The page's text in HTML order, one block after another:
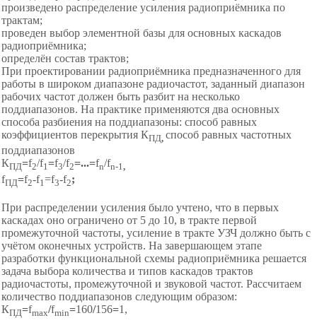
произведено распределение усиления радиоприёмника по
трактам;
проведен выбор элементной базы для основных каскадов
радиоприёмника;
определён состав трактов;
При проектировании радиоприёмника предназначенного для
работы в широком диапазоне радиочастот, заданный диапазон
рабочих частот должен быть разбит на несколько
поддиапазонов. На практике применяются два основных
способа разбиения на поддиапазоны: способ равных
коэффициентов перекрытия КПД, способ равных частотных
поддиапазонов
КПД=f2/f1=f3/f2=...=fn/fn-1,
fПД=f2-f1 =f3-f2;
При распределении усиления было учтено, что в первых
каскадах оно ограничено от 5 до 10, в тракте первой
промежуточной частоты, усиление в тракте УЗЧ должно быть с
учётом оконечных устройств. На завершающем этапе
разработки функциональной схемы радиоприёмника решается
задача выбора количества и типов каскадов трактов
радиочастоты, промежуточной и звуковой частот. Рассчитаем
количество поддиапазонов следующим образом:
КПД=fmax/fmin=160/156=1,